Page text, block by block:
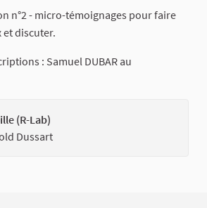
n°2 - micro-témoignages pour faire
discuter.
: Samuel DUBAR au
(R-Lab)
Dussart